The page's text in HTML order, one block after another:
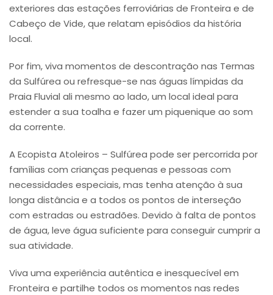
exteriores das estações ferroviárias de Fronteira e de
Cabeço de Vide, que relatam episódios da história
local.
Por fim, viva momentos de descontração nas Termas
da Sulfúrea ou refresque-se nas águas límpidas da
Praia Fluvial ali mesmo ao lado, um local ideal para
estender a sua toalha e fazer um piquenique ao som
da corrente.
A Ecopista Atoleiros – Sulfúrea pode ser percorrida por
famílias com crianças pequenas e pessoas com
necessidades especiais, mas tenha atenção à sua
longa distância e a todos os pontos de interseção
com estradas ou estradões. Devido à falta de pontos
de água, leve água suficiente para conseguir cumprir a
sua atividade.
Viva uma experiência autêntica e inesquecível em
Fronteira e partilhe todos os momentos nas redes